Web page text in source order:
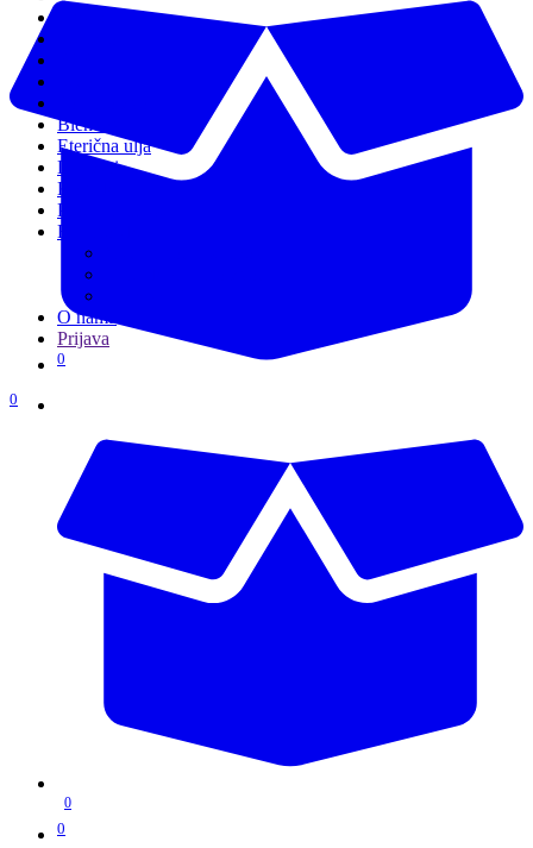
0
Blendovi
Eterična ulja
Difuzeri
Kontakt
Prodajna mjesta
EU-projekti
O nama
Prijava
0
0
0